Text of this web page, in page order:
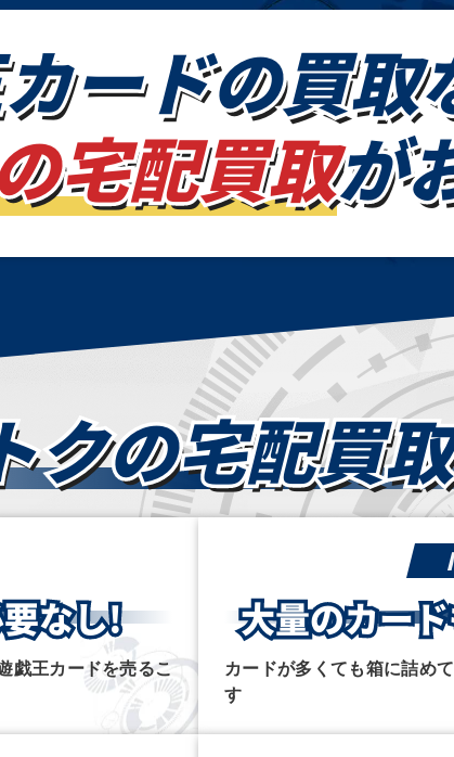
ードの買取
宅配買取が
クの宅配買
なし!
戯王カードを売るこ
大量のカー
カードが多くても箱に詰め
す